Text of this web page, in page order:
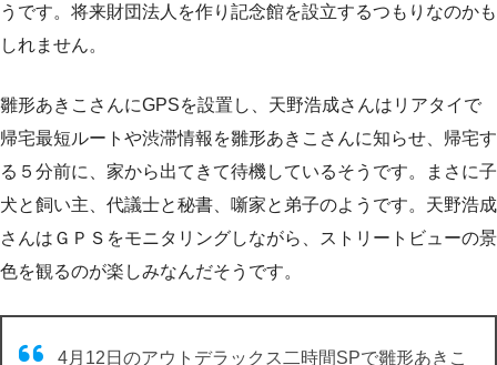
うです。将来財団法人を作り記念館を設立するつもりなのかも
しれません。
雛形あきこさんにGPSを設置し、天野浩成さんはリアタイで
帰宅最短ルートや渋滞情報を雛形あきこさんに知らせ、帰宅す
る５分前に、家から出てきて待機しているそうです。まさに子
犬と飼い主、代議士と秘書、噺家と弟子のようです。天野浩成
さんはＧＰＳをモニタリングしながら、ストリートビューの景
色を観るのが楽しみなんだそうです。
4月12日のアウトデラックス二時間SPで雛形あきこ